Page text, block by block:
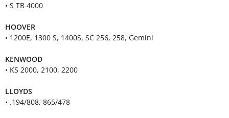
• S TB 4000
HOOVER
• 1200E, 1300 S, 1400S, SC 256, 258, Gemini
KENWOOD
• KS 2000, 2100, 2200
LLOYDS
• .194/808, 865/478